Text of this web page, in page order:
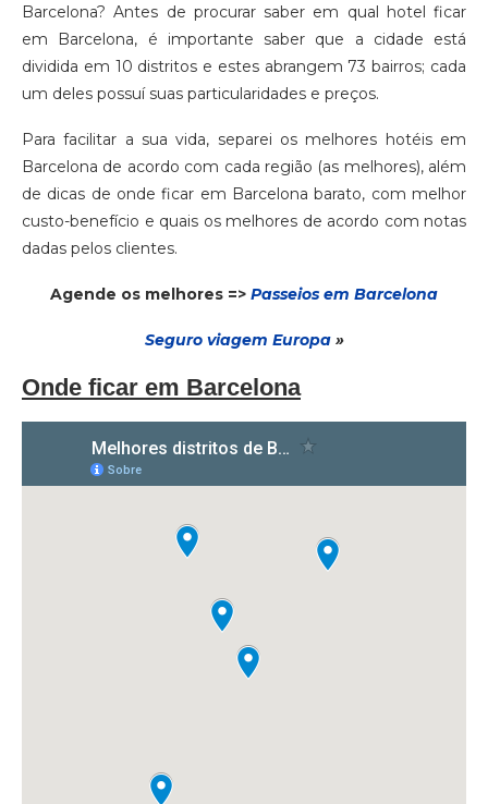
Barcelona? Antes de procurar saber em qual hotel ficar
em Barcelona, é importante saber que a cidade está
dividida em 10 distritos e estes abrangem 73 bairros; cada
um deles possuí suas particularidades e preços.
Para facilitar a sua vida, separei os melhores hotéis em
Barcelona de acordo com cada região (as melhores), além
de dicas de onde ficar em Barcelona barato, com melhor
custo-benefício e quais os melhores de acordo com notas
dadas pelos clientes.
Agende os melhores => Passeios em Barcelona
Seguro viagem Europa »
Onde ficar em Barcelona